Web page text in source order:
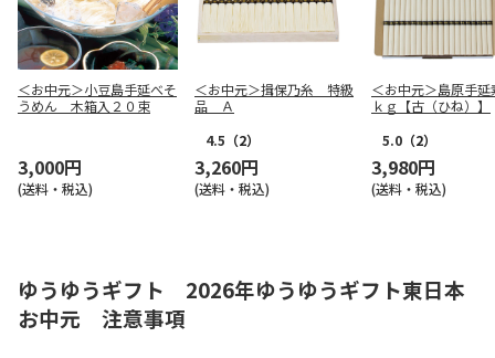
＜お中元＞小豆島手延べそ
うめん 木箱入２０束
3,000円
(送料・税込)
＜お中元＞揖保乃糸 特級
品 Ａ
4.5 （2）
3,260円
(送料・税込)
＜お中元＞島原手延
ｋｇ【古（ひね）】
5.0 （2）
3,980円
(送料・税込)
ゆうゆうギフト 2026年ゆうゆうギフト東日本
お中元 注意事項